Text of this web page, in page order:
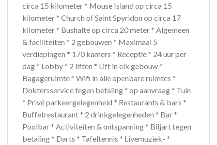
circa 15 kilometer * Mouse Island op circa 15
kilometer * Church of Saint Spyridon op circa 17
kilometer * Bushalte op circa 20 meter * Algemeen
& faciliteiten * 2 gebouwen * Maximaal 5
verdiepingen * 170 kamers * Receptie * 24 uur per
dag * Lobby * 2 liften * Lift in elk gebouw *
Bagageruimte * Wifi in alle openbare ruimtes *
Doktersservice tegen betaling * op aanvraag * Tuin
* Privé parkeergelegenheid * Restaurants & bars *
Buffetrestaurant * 2 drinkgelegenheden * Bar *
Poolbar * Activiteiten & ontspanning * Biljart tegen
betaling * Darts * Tafeltennis * Livemuziek- *